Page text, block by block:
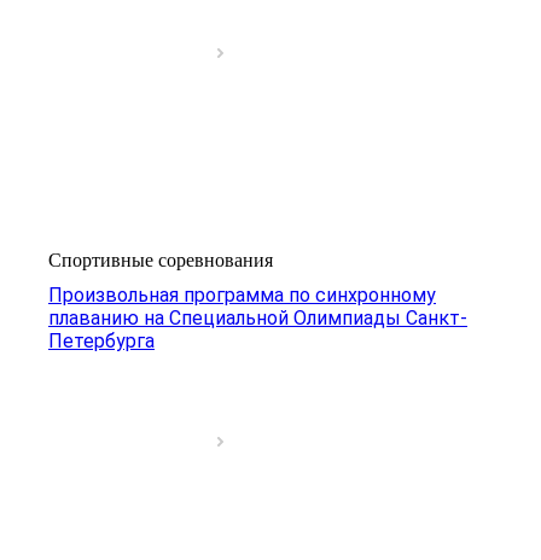
Спортивные соревнования
Произвольная программа по синхронному
плаванию на Специальной Олимпиады Санкт-
Петербурга